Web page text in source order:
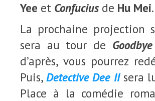
Yee et Confucius de Hu Mei.
La prochaine projection
sera au tour de
d’après, vous pourrez
Puis, Detective Dee IIsera
Place à la comédie